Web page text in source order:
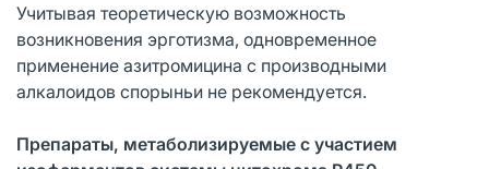
Учитывая теоретическую возможность
возникновения эрготизма, одновременное
применение азитромицина с производными
алкалоидов спорыньи не рекомендуется.
Препараты, метаболизируемые с участием